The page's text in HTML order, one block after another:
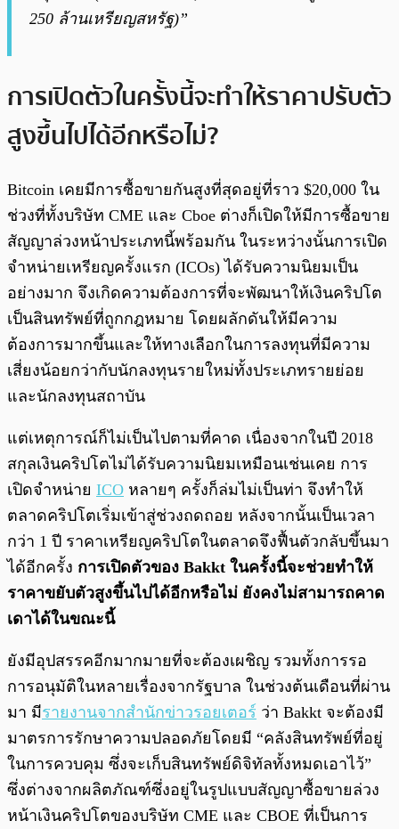
250 ล้านเหรียญสหรัฐ)”
การเปิดตัวในครั้งนี้จะทำให้ราคาปรับตัว
สูงขึ้นไปได้อีกหรือไม่?
Bitcoin เคยมีการซื้อขายกันสูงที่สุดอยู่ที่ราว $20,000 ใน
ช่วงที่ทั้งบริษัท CME และ Cboe ต่างก็เปิดให้มีการซื้อขาย
สัญญาล่วงหน้าประเภทนี้พร้อมกัน ในระหว่างนั้นการเปิด
จำหน่ายเหรียญครั้งแรก (ICOs) ได้รับความนิยมเป็น
อย่างมาก จึงเกิดความต้องการที่จะพัฒนาให้เงินคริปโต
เป็นสินทรัพย์ที่ถูกกฎหมาย โดยผลักดันให้มีความ
ต้องการมากขึ้นและให้ทางเลือกในการลงทุนที่มีความ
เสี่ยงน้อยกว่ากับนักลงทุนรายใหม่ทั้งประเภทรายย่อย
และนักลงทุนสถาบัน
แต่เหตุการณ์ก็ไม่เป็นไปตามที่คาด เนื่องจากในปี 2018
สกุลเงินคริปโตไม่ได้รับความนิยมเหมือนเช่นเคย การ
เปิดจำหน่าย ICO หลายๆ ครั้งก็ล่มไม่เป็นท่า จึงทำให้
ตลาดคริปโตเริ่มเข้าสู่ช่วงถดถอย หลังจากนั้นเป็นเวลา
กว่า 1 ปี ราคาเหรียญคริปโตในตลาดจึงฟื้นตัวกลับขึ้นมา
ได้อีกครั้ง การเปิดตัวของ Bakkt ในครั้งนี้จะช่วยทำให้
ราคาขยับตัวสูงขึ้นไปได้อีกหรือไม่ ยังคงไม่สามารถคาด
เดาได้ในขณะนี้
ยังมีอุปสรรคอีกมากมายที่จะต้องเผชิญ รวมทั้งการรอ
การอนุมัติในหลายเรื่องจากรัฐบาล ในช่วงต้นเดือนที่ผ่าน
มา มีรายงานจากสำนักข่าวรอยเตอร์ ว่า Bakkt จะต้องมี
มาตรการรักษาความปลอดภัยโดยมี “คลังสินทรัพย์ที่อยู่
ในการควบคุม ซึ่งจะเก็บสินทรัพย์ดิจิทัลทั้งหมดเอาไว้”
ซึ่งต่างจากผลิตภัณฑ์ซึ่งอยู่ในรูปแบบสัญญาซื้อขายล่วง
หน้าเงินคริปโตของบริษัท CME และ CBOE ที่เป็นการ